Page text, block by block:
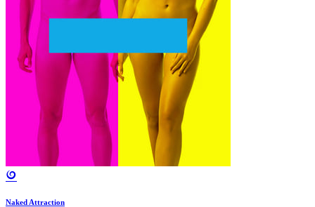
Naked Attraction